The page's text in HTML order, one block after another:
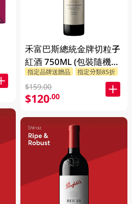
禾富巴斯總統金牌切粒子
紅酒 750ML (包裝隨機發
放)
指定品牌送贈品 指定分類85折
$159.00
$120.00